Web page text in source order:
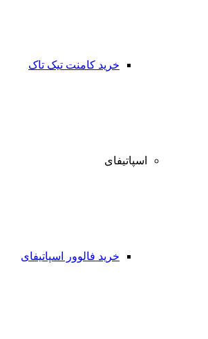
خرید کامنت تیک تاک
اسپاتیفای
خرید فالوور اسپاتیفای